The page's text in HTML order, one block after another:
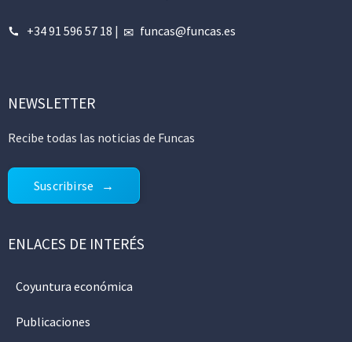
+34 91 596 57 18 | funcas@funcas.es
NEWSLETTER
Recibe todas las noticias de Funcas
Suscribirse
ENLACES DE INTERÉS
Coyuntura económica
Publicaciones